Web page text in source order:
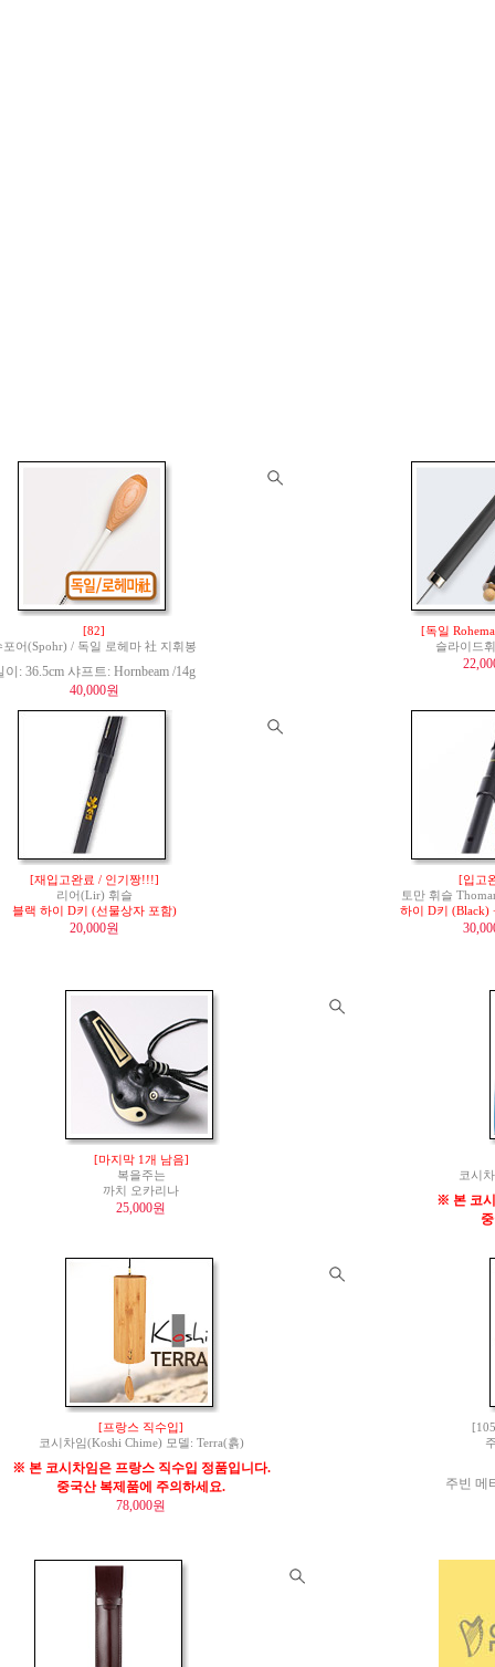
[82]
포어(Spohr) / 독일 로헤마 社 지휘봉
이: 36.5cm 샤프트: Hornbeam /14g
40,000원
[독일
슬라이드
[재입고완료 / 인기짱!!!]
리어(Lir) 휘슬
블랙 하이 D키 (선물상자 포함)
20,000원
[입고
토만 휘슬
하이 D키 (Black)
[마지막 1개 남음]
복을주는
까치 오카리나
25,000원
코시
※ 본 코
[프랑스 직수입]
코시차임(Koshi Chime) 모델: Terra(흙)
※ 본 코시차임은 프랑스 직수입 정품입니다.
중국산 복제품에 주의하세요.
78,000원
주빈 메